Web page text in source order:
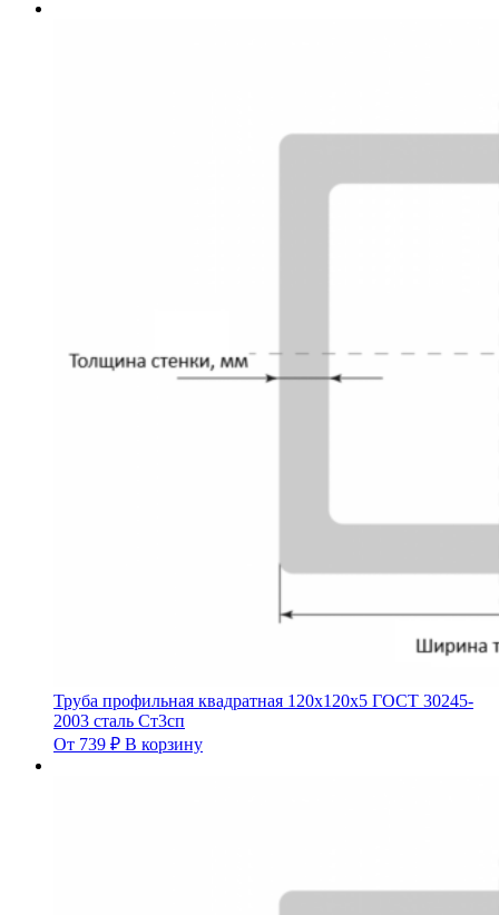
Труба профильная квадратная 120х120х5 ГОСТ 30245-
2003 сталь Ст3сп
От 739 ₽ В корзину